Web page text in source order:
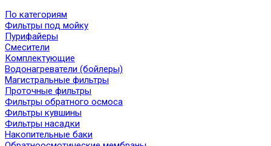
По категориям
Фильтры под мойку
Пурифайеры
Смесители
Комплектующие
Водонагреватели (бойлеры)
Магистральные фильтры
Проточные фильтры
Фильтры обратного осмоса
Фильтры кувшины
Фильтры насадки
Накопительные баки